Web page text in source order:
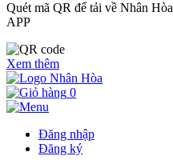
Quét mã QR để tải về Nhân Hòa
APP
Xem thêm
0
Đăng nhập
Đăng ký